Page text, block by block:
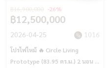
฿12,500,000
-26%
2026-04-25 1016
โปรไฟไหม้ 🔥 Circle Living
Prototype (83.95 ตร.ม.) 2 นอน 2